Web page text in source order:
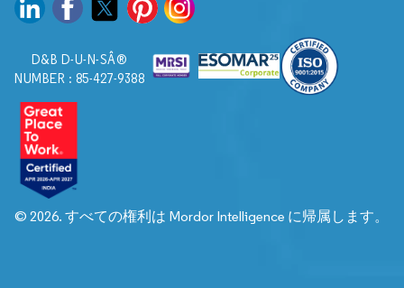
D&B D-U-N-SÂ®
NUMBER : 85-427-9388
© 2026. すべての権利は Mordor Intelligence に帰属します。